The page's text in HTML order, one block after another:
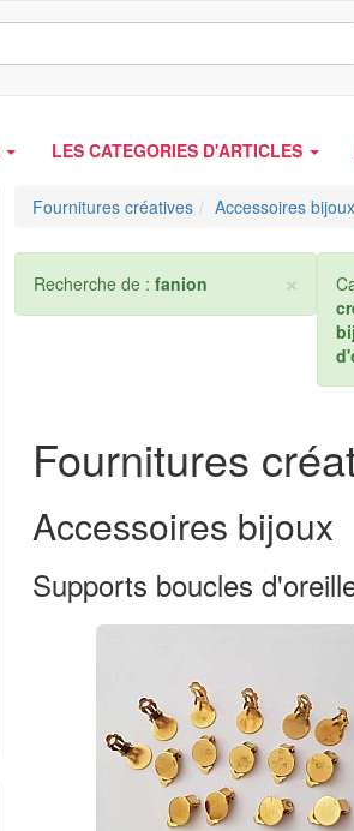
LES CATEGORIES D'ARTICLES
Fournitures créatives Accessoires bijoux
×
Recherche de : fanion
Fournitures
Accessoires bijoux
Supports boucles